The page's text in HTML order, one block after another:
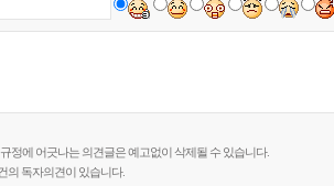
정에 어긋나는 의견글은 예고없이 삭제될 수 있습니다.
의 독자의견이 있습니다.